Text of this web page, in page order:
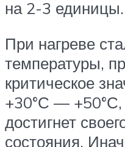
на 2-3 единицы.
При нагреве
температуры,
критическое
+30°С — +50°С,
достигнет
состояния.